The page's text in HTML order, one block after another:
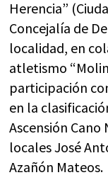
Herencia”
Concejalía de
localidad, en
atletismo
participación
en la
Ascensión
locales José
Azañón Mateos.